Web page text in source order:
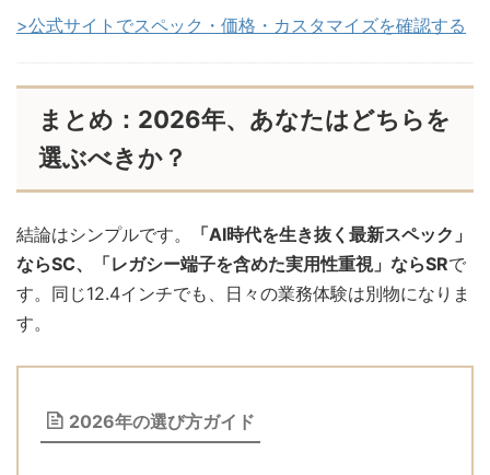
>公式サイトでスペック・価格・カスタマイズを確認する
まとめ：2026年、あなたはどちらを
選ぶべきか？
結論はシンプルです。
「AI時代を生き抜く最新スペック」
ならSC、「レガシー端子を含めた実用性重視」ならSRで
す。同じ12.4インチでも、日々の業務体験は別物になりま
す。
2026年の選び方ガイド